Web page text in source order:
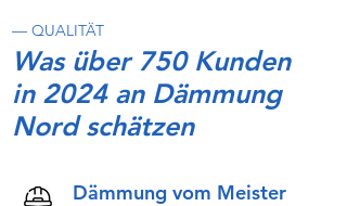
— QUALITÄT
Was über 750 Kunden
in 2024 an Dämmung
Nord schätzen
Dämmung vom Meister